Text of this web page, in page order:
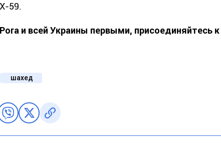
59.
и всей Украины первыми, присоединяйтесь к
шахед